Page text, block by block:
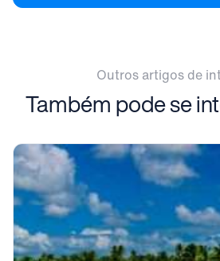
Outros artigos de
Também pode se